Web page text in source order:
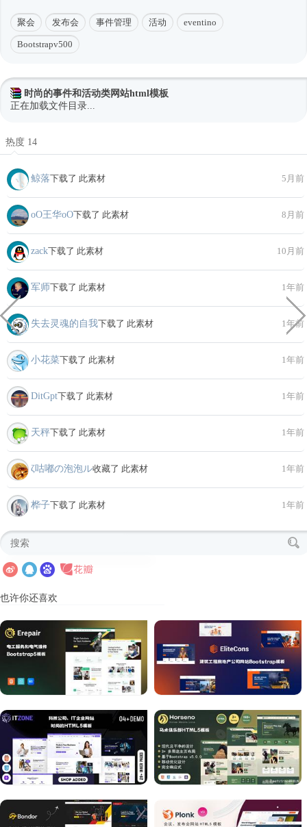
聚会 发布会 事件管理 活动 eventino
Bootstrapv500
时尚的事件和活动类网站html模板
正在加载文件目录...
热度 14
鲸落下载了 此素材 5月前
oО王华oО下载了 此素材 8月前
zack下载了 此素材 10月前
军师下载了 此素材 1年前
失去灵魂的自我下载了 此素材 1年前
小花菜下载了 此素材 1年前
DitGpt下载了 此素材 1年前
天秤下载了 此素材 1年前
ζ咕嘟の泡泡ル收藏了 此素材 1年前
桦子下载了 此素材 1年前
也许你还喜欢